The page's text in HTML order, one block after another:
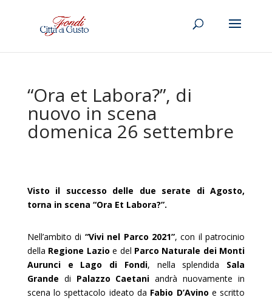
“Ora et Labora?”, di
nuovo in scena
domenica 26 settembre
Visto il successo delle due serate di Agosto,
torna in scena “Ora Et Labora?”.
Nell’ambito di “Vivi nel Parco 2021”, con il patrocinio
della Regione Lazio e del Parco Naturale dei Monti
Aurunci e Lago di Fondi, nella splendida Sala
Grande di Palazzo Caetani andrà nuovamente in
scena lo spettacolo ideato da Fabio D’Avino e scritto